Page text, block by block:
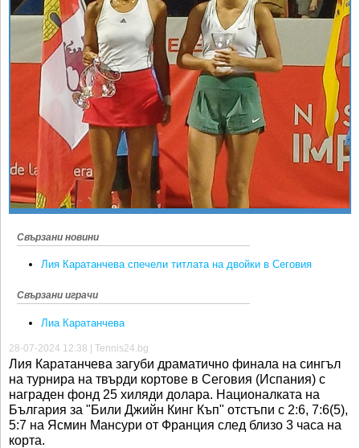
КЛУБОВЕ
БЛОГ
ВИДЕО
ЖЪЛТО
РАКЕТНИ
Спорт&Фитнес
Други
Любители
Свързани новини
Лия Каратанчева спечели титлата на двойки в Сеговия
Свързани играчи
Лиа Каратанчева
28-07-2024 12:38 | Tennis24.bg
Лия Каратанчева загуби драматично финала на сингъл
на турнира на твърди кортове в Сеговия (Испания) с
награден фонд 25 хиляди долара. Националката на
България за "Били Джийн Кинг Къп" отстъпи с 2:6, 7:6(5),
5:7 на Ясмин Мансури от Франция след близо 3 часа на
корта.